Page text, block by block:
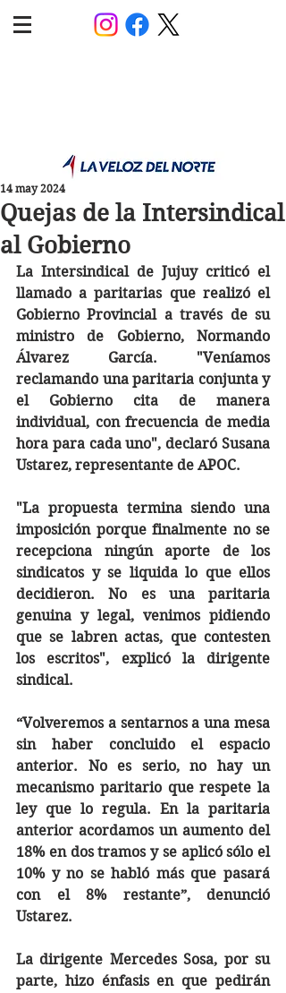
Quejas de la Intersindical
al Gobierno
14 may 2024
La Intersindical de Jujuy criticó el
llamado a paritarias que realizó el
Gobierno Provincial a través de su
ministro de Gobierno, Normando
Álvarez García. "Veníamos
reclamando una paritaria conjunta y
el Gobierno cita de manera
individual, con frecuencia de media
hora para cada uno", declaró Susana
Ustarez, representante de APOC.
"La propuesta termina siendo una
imposición porque finalmente no se
recepciona ningún aporte de los
sindicatos y se liquida lo que ellos
decidieron. No es una paritaria
genuina y legal, venimos pidiendo
que se labren actas, que contesten
los escritos", explicó la dirigente
sindical.
“Volveremos a sentarnos a una mesa
sin haber concluido el espacio
anterior. No es serio, no hay un
mecanismo paritario que respete la
ley que lo regula. En la paritaria
anterior acordamos un aumento del
18% en dos tramos y se aplicó sólo el
10% y no se habló más que pasará
con el 8% restante”, denunció
Ustarez.
La dirigente Mercedes Sosa, por su
parte, hizo énfasis en que pedirán